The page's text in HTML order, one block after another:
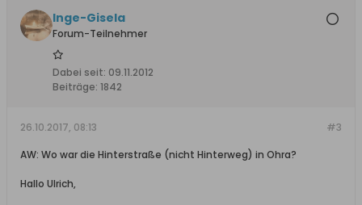
Inge-Gisela
Forum-Teilnehmer
Dabei seit: 09.11.2012
Beiträge: 1842
#3
26.10.2017, 08:13
AW: Wo war die Hinterstraße (nicht Hinterweg) in Ohra?
Hallo Ulrich,